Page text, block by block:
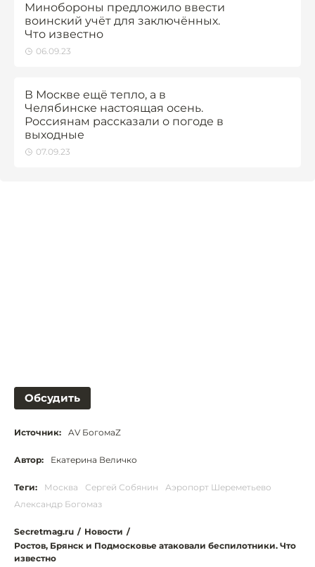
Минобороны предложило ввести
воинский учёт для заключённых.
Что известно
06.09.23
В Москве ещё тепло, а в
Челябинске настоящая осень.
Россиянам рассказали о погоде в
выходные
07.09.23
Обсудить
Источник: AV БогомаZ
Автор: Екатерина Величко
Теги: Москва Сергей Собянин
Аэропорт Шереметьево
Александр Богомаз
Secretmag.ru / Новости /
Ростов, Брянск и Подмосковье атаковали беспилотники. Что
известно